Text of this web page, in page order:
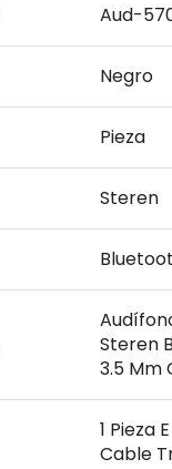
Aud-
Negro
Pieza
Steren
Steren
3.5 Mm
1 Pieza
Cable